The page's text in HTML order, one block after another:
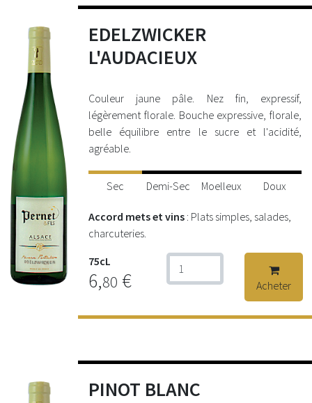
EDELZWICKER
L'AUDACIEUX
Couleur jaune pâle. Nez fin, expressif,
légèrement florale. Bouche expressive, florale,
belle équilibre entre le sucre et l'acidité,
agréable.
Sec Demi-Sec Moelleux Doux
Accord mets et vins : Plats simples, salades,
charcuteries.
75cL
6,80 € Acheter
PINOT BLANC